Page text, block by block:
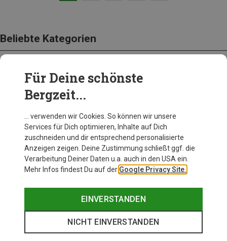
Beliebte Kategorien
BEKLEIDUNG
Für Deine schönste
Bergzeit...
… verwenden wir Cookies. So können wir unsere
Services für Dich optimieren, Inhalte auf Dich
zuschneiden und dir entsprechend personalisierte
Anzeigen zeigen. Deine Zustimmung schließt ggf. die
Verarbeitung Deiner Daten u.a. auch in den USA ein.
Mehr Infos findest Du auf der Google Privacy Site.
EINVERSTANDEN
NICHT EINVERSTANDEN